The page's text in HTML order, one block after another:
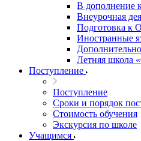
В дополнение
Внеурочная
Подготовка к
Иностранные
Летняя школа
Поступление
Поступление
Сроки и порядок
Стоимость обучения
Экскурсия по школе
Учащимся